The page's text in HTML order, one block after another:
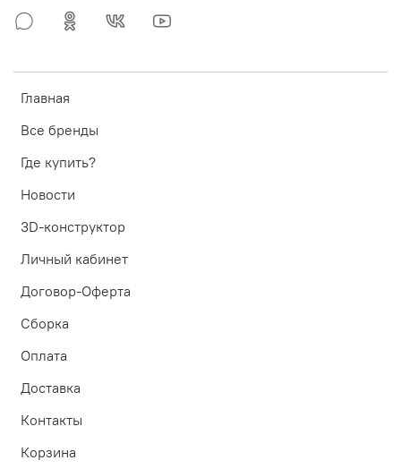
Главная
Все бренды
Где купить?
Новости
3D-конструктор
Личный кабинет
Договор-Оферта
Сборка
Оплата
Доставка
Контакты
Корзина